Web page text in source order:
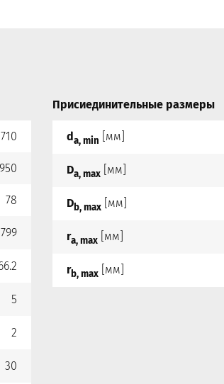
710
950
78
5
2
30
Присиединительные размеры
da, min [мм]
Da, max [мм]
Db, max [мм]
ra, max [мм]
rb, max [мм]